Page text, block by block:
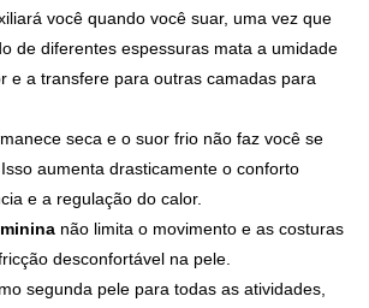
você quando você suar, uma vez que
de diferentes espessuras mata a umidade
e a transfere para outras camadas para
seca e o suor frio não faz você se
aumenta drasticamente o conforto
e a regulação do calor.
não limita o movimento e as costuras
desconfortável na pele.
segunda pele para todas as atividades,